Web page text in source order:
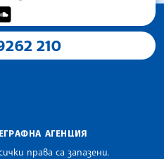
210
АГЕНЦИЯ
права са запазени.